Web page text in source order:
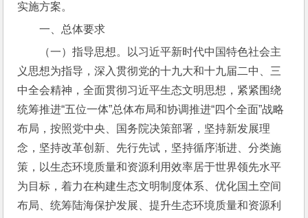
实施方案。
一、总体要求
（一）指导思想。以习近平新时代中国特色社会主
义思想为指导，深入贯彻党的十九大和十九届二中、三
中全会精神，全面贯彻习近平生态文明思想，紧紧围绕
统筹推进“五位一体”总体布局和协调推进“四个全面”战略
布局，按照党中央、国务院决策部署，坚持新发展理
念，坚持改革创新、先行先试，坚持循序渐进、分类施
策，以生态环境质量和资源利用效率居于世界领先水平
为目标，着力在构建生态文明制度体系、优化国土空间
布局、统筹陆海保护发展、提升生态环境质量和资源利